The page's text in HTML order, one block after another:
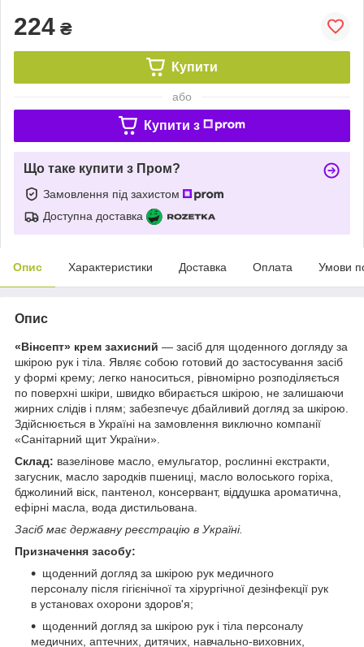
224 ₴
Купити
або
Купити з
Що таке купити з Пром?
Замовлення під захистом
Доступна доставка
Опис Характеристики Доставка Оплата Умови
Опис
«Вінсепт» крем захисний — засіб для щоденного догляду за
шкірою рук і тіла. Являє собою готовий до застосування засіб
у формі крему; легко наноситься, рівномірно розподіляється
по поверхні шкіри, швидко вбирається шкірою, не залишаючи
жирних слідів і плям; забезпечує дбайливий догляд за шкірою.
Здійснюється в Україні на замовлення виключно компанії
«Санітарний щит України».
Склад: вазелінове масло, емульгатор, рослинні екстракти,
загусник, масло зародків пшениці, масло волоського горіха,
бджолиний віск, пантенол, консервант, віддушка ароматична,
ефірні масла, вода дистильована.
Засіб має державну реєстрацію в Україні.
Призначення засобу:
щоденний догляд за шкірою рук медичного
персоналу після гігієнічної та хірургічної дезінфекції рук
в установах охорони здоров'я;
щоденний догляд за шкірою рук і тіла персоналу
медичних, аптечних, дитячих, навчально-виховних,